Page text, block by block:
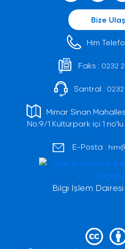
Bize
Him
Faks : 0232
Santral :
Mimar Sinan
No:9/1 Kültürpark içi 1
E-Posta :
Bilgi İşlem Dairesi